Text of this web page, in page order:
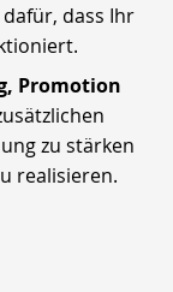
dass Ihr
Promotion
zu stärken
realisieren.